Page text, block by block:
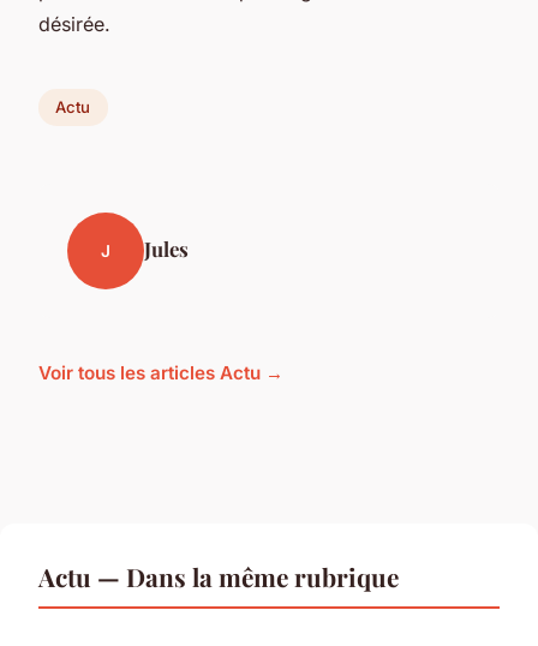
désirée.
Actu
J Jules
Voir tous les articles Actu →
Actu — Dans la même rubrique